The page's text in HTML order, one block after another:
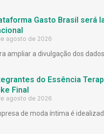
Gasto Brasil será
agosto de 2026
ampliar a divulgação dos
do Essência
Final
agosto de 2026
de moda íntima é